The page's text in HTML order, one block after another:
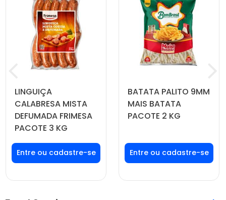
LINGUIÇA
CALABRESA MISTA
DEFUMADA FRIMESA
PACOTE 3 KG
Faça seu login ou
cadastre-se para
ver preços e
BATATA PALITO 9MM
MAIS BATATA
PACOTE 2 KG
Faça seu login ou
cadastre-se para
ver preços e